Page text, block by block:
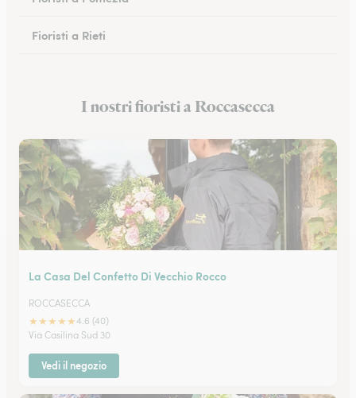
Fioristi a Rieti
Fioristi a AnzioI nostri fioristi a Roccasecca
La Casa Del Confetto Di Vecchio Rocco
ROCCASECCA
★★★★★4.6 (40)
Via Casilina Sud 30
Vedi il negozio